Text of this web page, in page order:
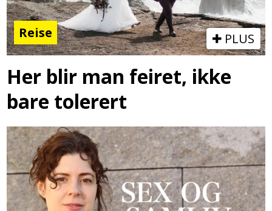
Reise PLUS
Her blir man feiret, ikke
bare tolerert